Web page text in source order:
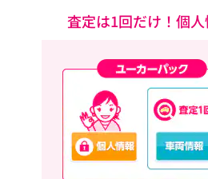
査定は1回だけ！個人